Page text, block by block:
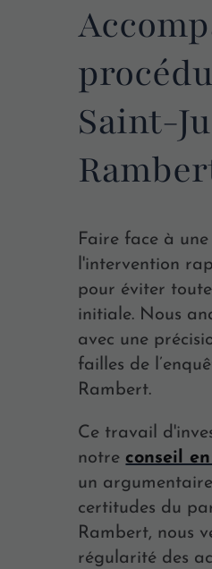
Saint-
Faire face à une
l'intervention
pour éviter
initiale. Nous
avec une
failles de
Rambert.
Ce travail
notre conseil
un
certitudes du
Rambert, nous
régularité des